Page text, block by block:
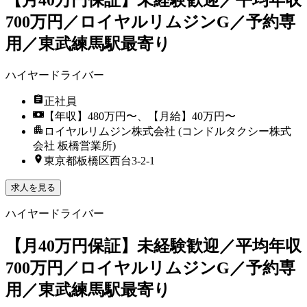
700万円／ロイヤルリムジンG／予約専
用／東武練馬駅最寄り
ハイヤードライバー
正社員
【年収】480万円〜、【月給】40万円〜
ロイヤルリムジン株式会社 (コンドルタクシー株式
会社 板橋営業所)
東京都板橋区西台3-2-1
求人を見る
ハイヤードライバー
【月40万円保証】未経験歓迎／平均年収
700万円／ロイヤルリムジンG／予約専
用／東武練馬駅最寄り